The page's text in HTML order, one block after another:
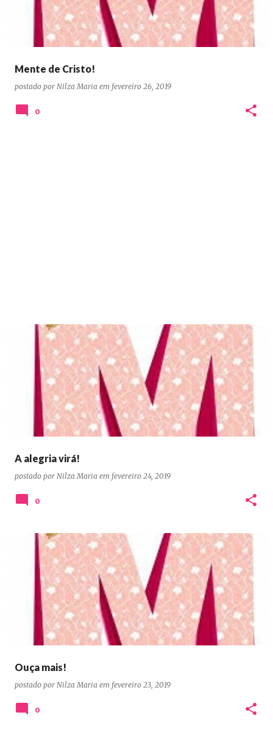
Mente de Cristo!
postado por Nilza Maria em fevereiro 26, 2019
0
A alegria virá!
postado por Nilza Maria em fevereiro 24, 2019
0
Ouça mais!
postado por Nilza Maria em fevereiro 23, 2019
0